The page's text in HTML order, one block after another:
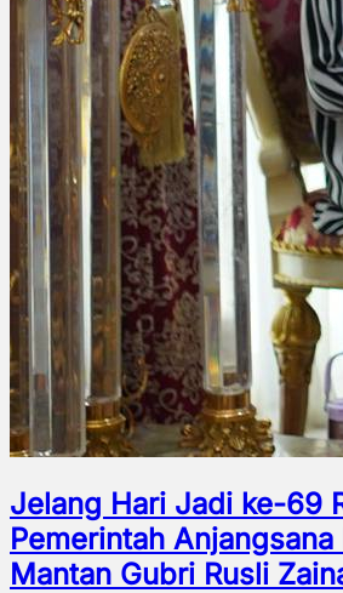
Jelang Hari Jadi ke-69
Pemerintah
Mantan Gubri Rusli